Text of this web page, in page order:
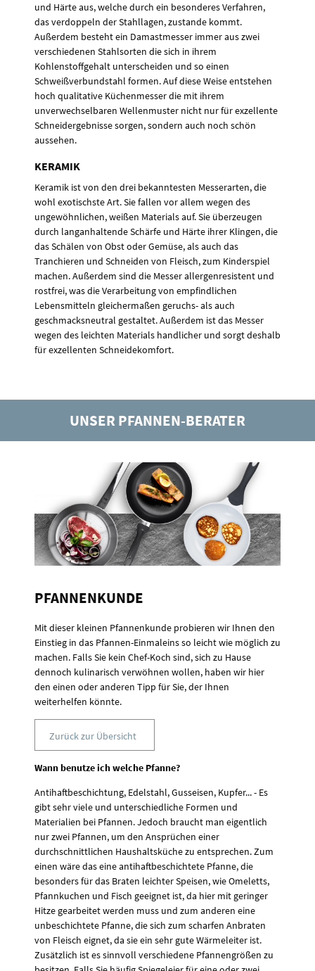
und Härte aus, welche durch ein besonderes Verfahren,
das verdoppeln der Stahllagen, zustande kommt.
Außerdem besteht ein Damastmesser immer aus zwei
verschiedenen Stahlsorten die sich in ihrem
Kohlenstoffgehalt unterscheiden und so einen
Schweißverbundstahl formen. Auf diese Weise entstehen
hoch qualitative Küchenmesser die mit ihrem
unverwechselbaren Wellenmuster nicht nur für exzellente
Schneidergebnisse sorgen, sondern auch noch schön
aussehen.
KERAMIK
Keramik ist von den drei bekanntesten Messerarten, die
wohl exotischste Art. Sie fallen vor allem wegen des
ungewöhnlichen, weißen Materials auf. Sie überzeugen
durch langanhaltende Schärfe und Härte ihrer Klingen, die
das Schälen von Obst oder Gemüse, als auch das
Tranchieren und Schneiden von Fleisch, zum Kinderspiel
machen. Außerdem sind die Messer allergenresistent und
rostfrei, was die Verarbeitung von empfindlichen
Lebensmitteln gleichermaßen geruchs- als auch
geschmacksneutral gestaltet. Außerdem ist das Messer
wegen des leichten Materials handlicher und sorgt deshalb
für exzellenten Schneidekomfort.
UNSER PFANNEN-BERATER
PFANNENKUNDE
Mit dieser kleinen Pfannenkunde probieren wir Ihnen den
Einstieg in das Pfannen-Einmaleins so leicht wie möglich zu
machen. Falls Sie kein Chef-Koch sind, sich zu Hause
dennoch kulinarisch verwöhnen wollen, haben wir hier
den einen oder anderen Tipp für Sie, der Ihnen
weiterhelfen könnte.
Zurück zur Übersicht
Wann benutze ich welche Pfanne?
Antihaftbeschichtung, Edelstahl, Gusseisen, Kupfer... - Es
gibt sehr viele und unterschiedliche Formen und
Materialien bei Pfannen. Jedoch braucht man eigentlich
nur zwei Pfannen, um den Ansprüchen einer
durchschnittlichen Haushaltsküche zu entsprechen. Zum
einen wäre das eine antihaftbeschichtete Pfanne, die
besonders für das Braten leichter Speisen, wie Omeletts,
Pfannkuchen und Fisch geeignet ist, da hier mit geringer
Hitze gearbeitet werden muss und zum anderen eine
unbeschichtete Pfanne, die sich zum scharfen Anbraten
von Fleisch eignet, da sie ein sehr gute Wärmeleiter ist.
Zusätzlich ist es sinnvoll verschiedene Pfannengrößen zu